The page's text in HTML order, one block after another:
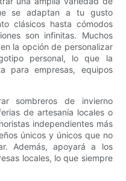
se adaptan a tu gusto
clásicos hasta cómodos
son infinitas. Muchos
la opción de personalizar
personal, lo que la
para empresas, equipos
sombreros de invierno
de artesanía locales o
independientes más
únicos y únicos que no
Además, apoyará a los
locales, lo que siempre